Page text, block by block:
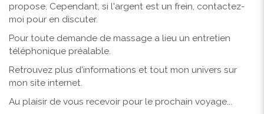
propose. Cependant, si l'argent est un frein, contactez-
moi pour en discuter.
Pour toute demande de massage a lieu un entretien
téléphonique préalable.
Retrouvez plus d'informations et tout mon univers sur
mon site internet.
Au plaisir de vous recevoir pour le prochain voyage...